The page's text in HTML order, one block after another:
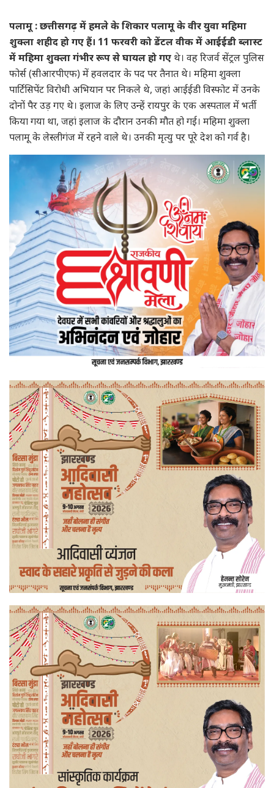
पलामू : छत्तीसगढ़ में हमले के शिकार पलामू के वीर युवा महिमा
शुक्ला शहीद हो गए हैं। 11 फरवरी को डेंटल वीक में आईईडी ब्लास्ट
में महिमा शुक्ला गंभीर रूप से घायल हो गए थे। वह रिजर्व सेंट्रल पुलिस
फोर्स (सीआरपीएफ) में हवलदार के पद पर तैनात थे। महिमा शुक्ला
पार्टिसिपेंट विरोधी अभियान पर निकले थे, जहां आईईडी विस्फोट में उनके
दोनों पैर उड़ गए थे। इलाज के लिए उन्हें रायपुर के एक अस्पताल में भर्ती
किया गया था, जहां इलाज के दौरान उनकी मौत हो गई। महिमा शुक्ला
पलामू के लेस्लीगंज में रहने वाले थे। उनकी मृत्यु पर पूरे देश को गर्व है।